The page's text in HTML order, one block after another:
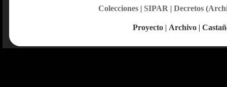
Colecciones| SIPAR | Decretos
Proyecto | Archivo |